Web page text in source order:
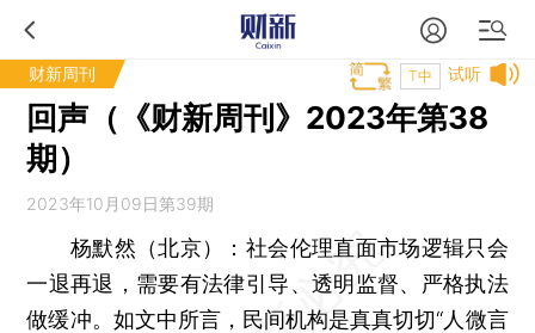
财新周刊 试听
T中
回声（《财新周刊》2023年第38
期）
2023年10月09日第39期
杨默然（北京）： 社会伦理直面市场逻辑只会
一退再退，需要有法律引导、透明监督、严格执法
做缓冲。如文中所言，民间机构是真真切切“人微言